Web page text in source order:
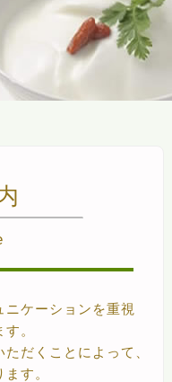
ケーションを重視
。
だくことによって、
す。